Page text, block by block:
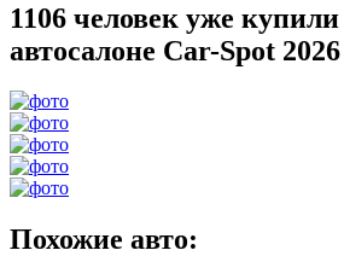
1106 человек уже
автосалоне Car-Spot 2026
Похожие авто: